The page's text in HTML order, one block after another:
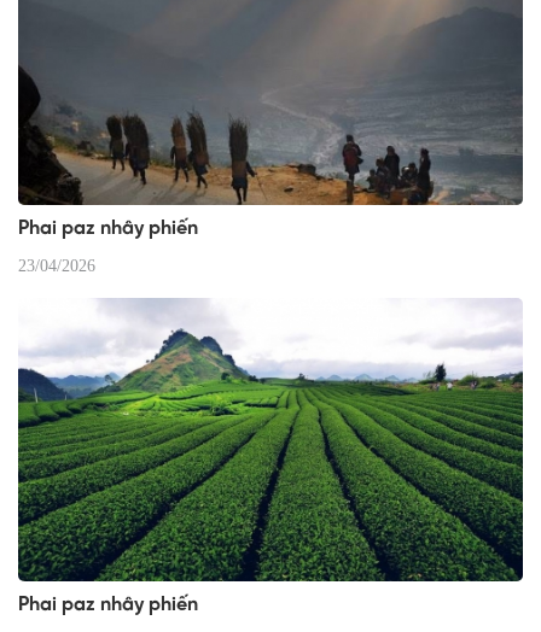
Phai paz nhây phiến
23/04/2026
Phai paz nhây phiến